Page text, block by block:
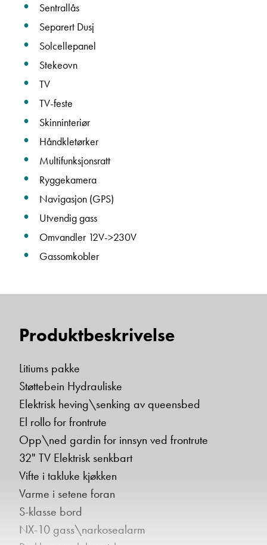
Sentrallås
Separert Dusj
Solcellepanel
Stekeovn
TV
TV-feste
Skinninteriør
Håndkletørker
Multifunksjonsratt
Ryggekamera
Navigasjon (GPS)
Utvendig gass
Omvandler 12V->230V
Gassomkobler
Produktbeskrivelse
Litiums pakke
Støttebein Hydrauliske
Elektrisk heving\senking av queensbed
El rollo for frontrute
Opp\ned gardin for innsyn ved frontrute
32" TV Elektrisk senkbart
Vifte i takluke kjøkken
Varme i setene foran
S-klasse bord
NX-10 gass\narkosealarm